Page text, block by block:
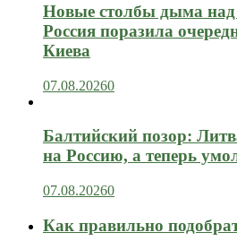
Новые столбы дыма
Россия поразила
Киева
07.08.20260
Балтийский позор:
на Россию, а теперь
07.08.20260
Как правильно